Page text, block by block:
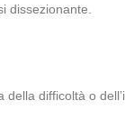
dissezionante.
difficoltà o